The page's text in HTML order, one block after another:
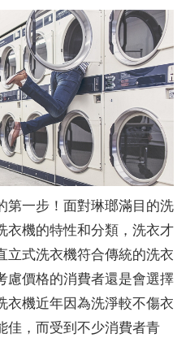
第一步！面對琳瑯滿目的洗
衣機的特性和分類，洗衣才
立式洗衣機符合傳統的洗衣
慮價格的消費者還是會選擇
衣機近年因為洗淨較不傷衣
佳，而受到不少消費者青